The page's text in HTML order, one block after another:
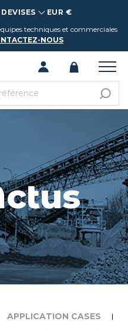
DEVISES
EUR €
techniques et commerciales
NOUS
APPLICATION CASES